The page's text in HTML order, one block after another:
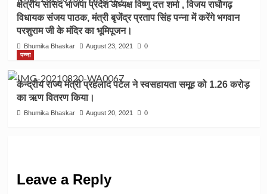
क्षेत्रीय सांसद भाजपा प्रदेश अध्यक्ष विष्णु दत्त शर्मा , विजय राघौगढ़
विधायक संजय पाठक, मंत्री बृजेंद्र प्रताप सिंह पन्ना में करेंगे भगवान
परशुराम जी के मंदिर का भूमिपूजन।
Bhumika Bhaskar August 23, 2021
0
पन्ना
केन्द्रीय राज्य मंत्री प्रहलाद पटेल ने स्वसहायता समूह को 1.26 करोड़
का ऋण वितरण किया।
Bhumika Bhaskar August 20, 2021 0
Leave a Reply